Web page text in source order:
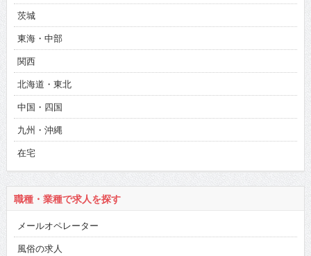
茨城
東海・中部
関西
北海道・東北
中国・四国
九州・沖縄
在宅
職種・業種で求人を探す
メールオペレーター
風俗の求人